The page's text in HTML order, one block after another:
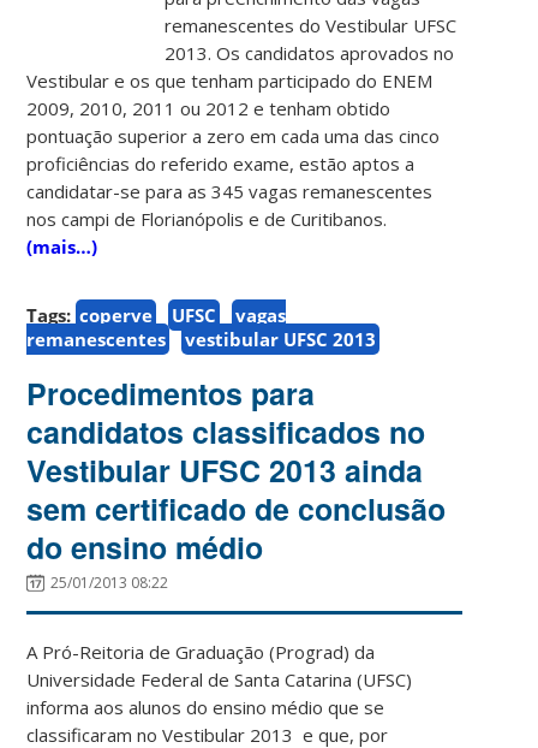
remanescentes do Vestibular UFSC
2013. Os candidatos aprovados no
Vestibular e os que tenham participado do ENEM
2009, 2010, 2011 ou 2012 e tenham obtido
pontuação superior a zero em cada uma das cinco
proficiências do referido exame, estão aptos a
candidatar-se para as 345 vagas remanescentes
nos campi de Florianópolis e de Curitibanos.
(mais…)
Tags: coperve UFSC
vagas
remanescentes
vestibular UFSC 2013
Procedimentos para
candidatos classificados no
Vestibular UFSC 2013 ainda
sem certificado de conclusão
do ensino médio
25/01/2013 08:22
A Pró-Reitoria de Graduação (Prograd) da
Universidade Federal de Santa Catarina (UFSC)
informa aos alunos do ensino médio que se
classificaram no Vestibular 2013 e que, por